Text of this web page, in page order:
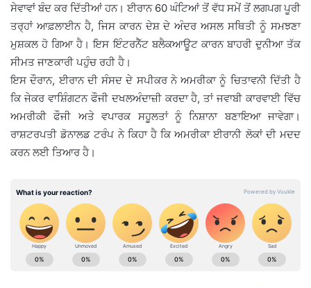
ਸੇਵਾਵਾਂ ਬੰਦ ਕਰ ਦਿੱਤੀਆਂ ਹਨ। ਈਰਾਨ 60 ਘੰਟਿਆਂ ਤੋਂ ਵੱਧ ਸਮੇਂ ਤੋਂ ਲਗਪਗ ਪੂਰੀ
ਤਰ੍ਹਾਂ ਆਫ਼ਲਾਈਨ ਹੈ, ਜਿਸ ਕਾਰਨ ਦੇਸ਼ ਦੇ ਅੰਦਰ ਅਸਲ ਸਥਿਤੀ ਨੂੰ ਸਮਝਣਾ
ਮੁਸ਼ਕਲ ਹੋ ਗਿਆ ਹੈ। ਇਸ ਇੰਟਰਨੈੱਟ ਬਲੈਕਆਊਟ ਕਾਰਨ ਬਾਹਰੀ ਦੁਨੀਆ ਤੱਕ
ਸੀਮਤ ਜਾਣਕਾਰੀ ਪਹੁੰਚ ਰਹੀ ਹੈ।
ਇਸ ਦੌਰਾਨ, ਈਰਾਨ ਦੀ ਸੰਸਦ ਦੇ ਸਪੀਕਰ ਨੇ ਅਮਰੀਕਾ ਨੂੰ ਚਿਤਾਵਨੀ ਦਿੱਤੀ ਹੈ
ਕਿ ਜੇਕਰ ਵਾਸ਼ਿੰਗਟਨ ਫੌਜੀ ਦਖਲਅੰਦਾਜ਼ੀ ਕਰਦਾ ਹੈ, ਤਾਂ ਜਵਾਬੀ ਕਾਰਵਾਈ ਵਿੱਚ
ਅਮਰੀਕੀ ਫੌਜੀ ਅਤੇ ਵਪਾਰਕ ਸਹੂਲਤਾਂ ਨੂੰ ਨਿਸ਼ਾਨਾ ਬਣਾਇਆ ਜਾਵੇਗਾ।
ਰਾਸ਼ਟਰਪਤੀ ਡੋਨਾਲਡ ਟਰੰਪ ਨੇ ਕਿਹਾ ਹੈ ਕਿ ਅਮਰੀਕਾ ਈਰਾਨੀ ਲੋਕਾਂ ਦੀ ਮਦਦ
ਕਰਨ ਲਈ ਤਿਆਰ ਹੈ।